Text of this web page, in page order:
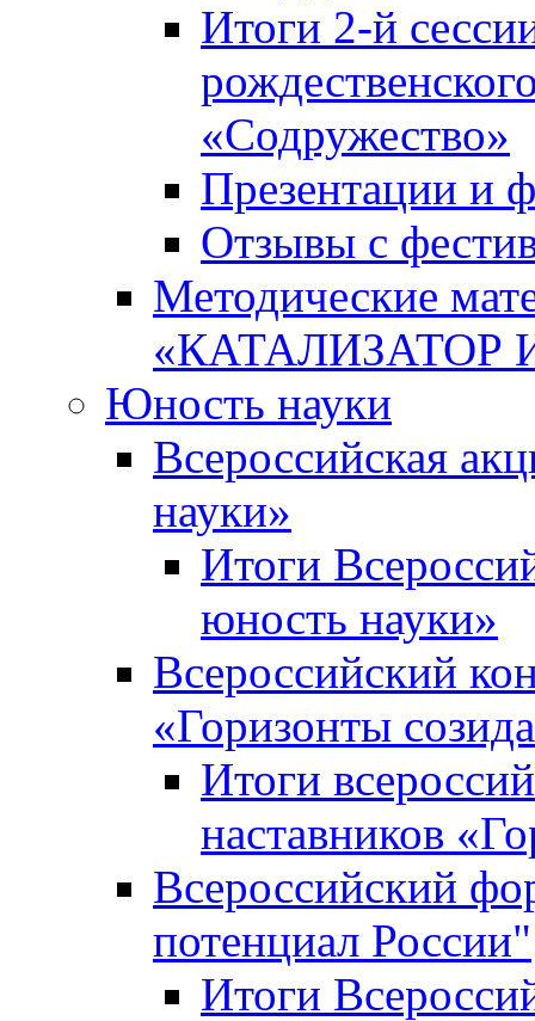
Итоги 2-й
«Содружество»
Презентации и
Отзывы с
Методические
«КАТАЛИЗАТОР
Юность науки
Всероссийская
науки»
Итоги
юность науки»
Всероссийский
«Горизонты
Итоги
наставников
Всероссийский
потенциал России"
Итоги